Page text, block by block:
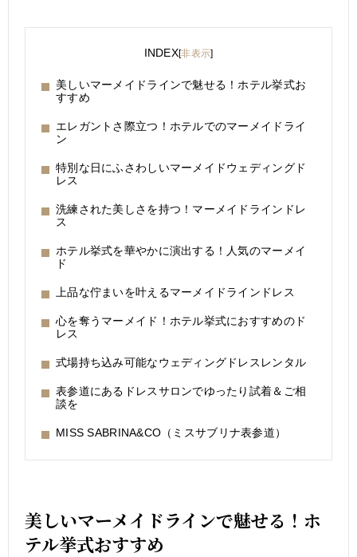
INDEX[非表示]
美しいマーメイドラインで魅せる！ホテル挙式お
すすめ
エレガントさ際立つ！ホテルでのマーメイドライ
ン
特別な日にふさわしいマーメイドウェディングド
レス
洗練された美しさを持つ！マーメイドラインドレ
ス
ホテル挙式を華やかに演出する！人気のマーメイ
ド
上品な佇まいを叶えるマーメイドラインドレス
心を奪うマーメイド！ホテル挙式におすすめのド
レス
式場持ち込み可能なウェディングドレスレンタル
表参道にあるドレスサロンでゆったり試着＆ご相
談を
MISS SABRINA&CO（ミスサブリナ表参道）
美しいマーメイドラインで魅せる！ホ
テル挙式おすすめ